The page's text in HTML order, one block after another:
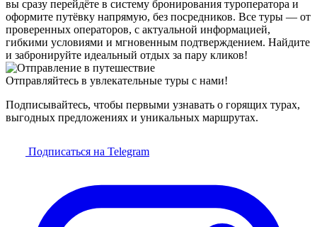
вы сразу перейдёте в систему бронирования туроператора и
оформите путёвку напрямую, без посредников. Все туры — от
проверенных операторов, с актуальной информацией,
гибкими условиями и мгновенным подтверждением. Найдите
и забронируйте идеальный отдых за пару кликов!
Отправляйтесь в увлекательные туры с нами!
Подписывайтесь, чтобы первыми узнавать о горящих турах,
выгодных предложениях и уникальных маршрутах.
Подписаться на Telegram